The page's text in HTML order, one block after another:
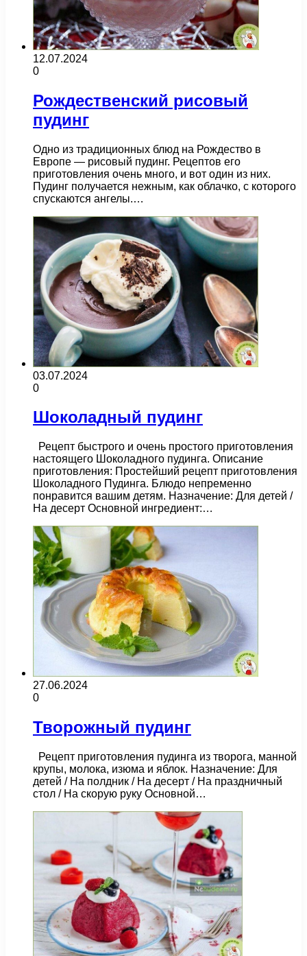
12.07.2024
0
Рождественский рисовый
пудинг
Одно из традиционных блюд на Рождество в
Европе — рисовый пудинг. Рецептов его
приготовления очень много, и вот один из них.
Пудинг получается нежным, как облачко, с которого
спускаются ангелы.…
03.07.2024
0
Шоколадный пудинг
Рецепт быстрого и очень простого приготовления
настоящего Шоколадного пудинга. Описание
приготовления: Простейший рецепт приготовления
Шоколадного Пудинга. Блюдо непременно
понравится вашим детям. Назначение: Для детей /
На десерт Основной ингредиент:…
27.06.2024
0
Творожный пудинг
Рецепт приготовления пудинга из творога, манной
крупы, молока, изюма и яблок. Назначение: Для
детей / На полдник / На десерт / На праздничный
стол / На скорую руку Основной…